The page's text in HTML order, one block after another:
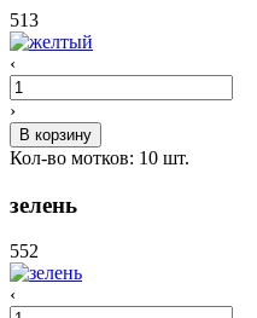
513
‹
›
В корзину
Кол-во мотков: 10 шт.
зелень
552
‹